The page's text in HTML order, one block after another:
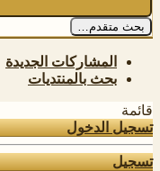
بحث متقدم…
المشاركات الجديدة
بحث بالمنتديات
قائمة
تسجيل الدخول
تسجيل